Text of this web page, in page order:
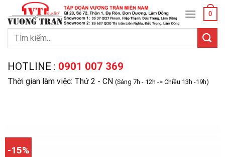
content
0
Tìm
HOTLINE : 0901 007 369
Thời gian làm việc: Thứ 2 - CN (Sáng 7h - 12h -> Chiều 13h -19h)
-15%